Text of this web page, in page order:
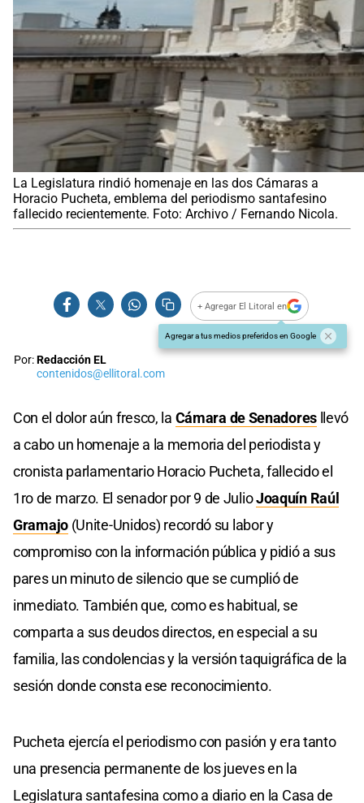
La Legislatura rindió homenaje en las dos Cámaras a
Horacio Pucheta, emblema del periodismo santafesino
fallecido recientemente. Foto: Archivo / Fernando Nicola.
+ Agregar El Litoral en
Agregar a tus medios preferidos en Google
Por:Redacción EL
contenidos@ellitoral.com
Con el dolor aún fresco, la Cámara de Senadoresllevó
a cabo un homenaje a la memoria del periodista y
cronista parlamentario Horacio Pucheta, fallecido el
1ro de marzo. El senador por 9 de JulioJoaquín Raúl
Gramajo(Unite-Unidos) recordó su labor y
compromiso con la información pública y pidió a sus
pares un minuto de silencio que se cumplió de
inmediato. También que, como es habitual, se
comparta a sus deudos directos, en especial a su
familia, las condolencias y la versión taquigráfica de la
sesión donde consta ese reconocimiento.
Pucheta ejercía el periodismo con pasión y era tanto
una presencia permanente de los jueves en la
Legislatura santafesina como a diario en la Casa de